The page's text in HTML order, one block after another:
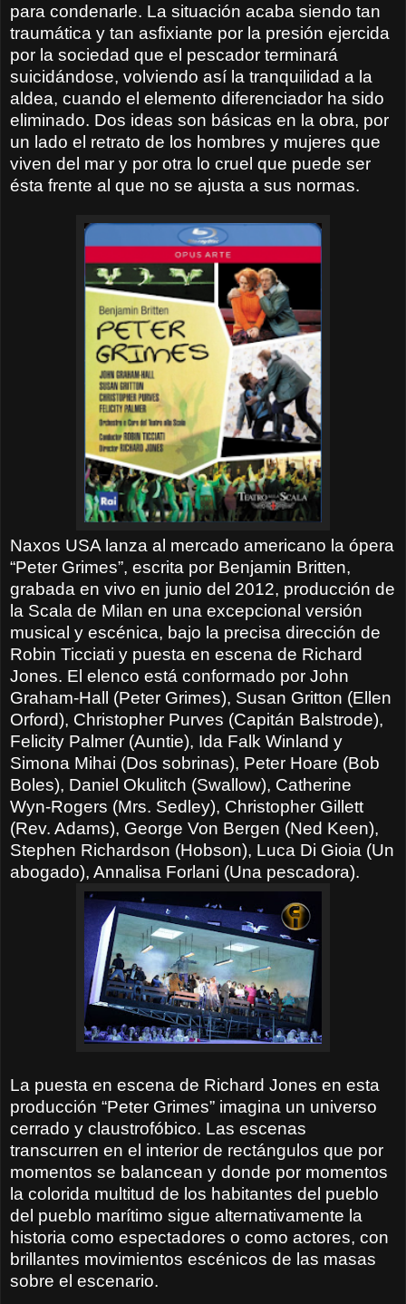
para condenarle. La situación acaba siendo tan
traumática y tan asfixiante por la presión ejercida
por la sociedad que el pescador terminará
suicidándose, volviendo así la tranquilidad a la
aldea, cuando el elemento diferenciador ha sido
eliminado. Dos ideas son básicas en la obra, por
un lado el retrato de los hombres y mujeres que
viven del mar y por otra lo cruel que puede ser
ésta frente al que no se ajusta a sus normas.
Naxos USA lanza al mercado americano la ópera
“Peter Grimes”, escrita por Benjamin Britten,
grabada en vivo en junio del 2012, producción de
la Scala de Milan en una excepcional versión
musical y escénica, bajo la precisa dirección de
Robin Ticciati y puesta en escena de Richard
Jones. El elenco está conformado por John
Graham-Hall (Peter Grimes), Susan Gritton (Ellen
Orford), Christopher Purves (Capitán Balstrode),
Felicity Palmer (Auntie), Ida Falk Winland y
Simona Mihai (Dos sobrinas), Peter Hoare (Bob
Boles), Daniel Okulitch (Swallow), Catherine
Wyn-Rogers (Mrs. Sedley), Christopher Gillett
(Rev. Adams), George Von Bergen (Ned Keen),
Stephen Richardson (Hobson), Luca Di Gioia (Un
abogado), Annalisa Forlani (Una pescadora).
La puesta en escena de Richard Jones en esta
producción “Peter Grimes” imagina un universo
cerrado y claustrofóbico. Las escenas
transcurren en el interior de rectángulos que por
momentos se balancean y donde por momentos
la colorida multitud de los habitantes del pueblo
del pueblo marítimo sigue alternativamente la
historia como espectadores o como actores, con
brillantes movimientos escénicos de las masas
sobre el escenario.